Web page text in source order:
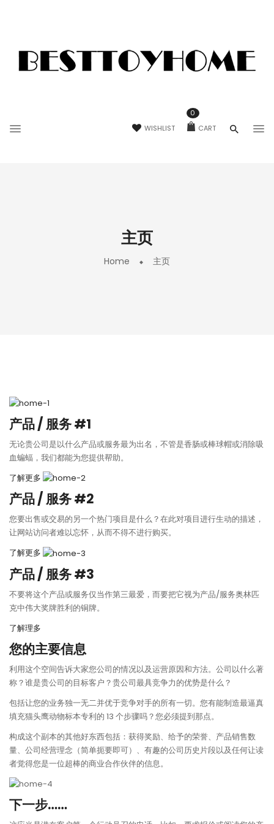
WISHLIST CART
0
主页
Home 主页
产品 / 服务 #1
无论贵公司是以什么产品或服务最为出名，不管是香肠或棒球帽或消除吸
血蝙蝠，我们都能为您提供帮助。
了解更多
产品 / 服务 #2
您要出售或交易的另一个热门项目是什么？在此对项目进行生动的描述，
让网站访问者难以忘怀，从而不得不进行购买。
了解更多
产品 / 服务 #3
不要将这个产品或服务仅当作第三最爱，而要把它视为产品/服务奥林匹
克中伟大奖牌胜利的铜牌。
了解理多
您的主要信息
利用这个空间告诉大家您公司的情况以及运营原因和方法。公司以什么著
称？谁是贵公司的目标客户？贵公司最具竞争力的优势是什么？
包括让您的业务独一无二并优于竞争对手的所有一切。您有能制造最逼真
填充猫头鹰动物标本专利的 13 个步骤吗？您必须提到那点。
构成这个副本的其他好东西包括：获得奖励、给予的荣誉、产品销售数
量、公司经营理念（简单扼要即可）、有趣的公司历史片段以及任何让读
者觉得您是一位超棒的商业合作伙伴的信息。
下一步……